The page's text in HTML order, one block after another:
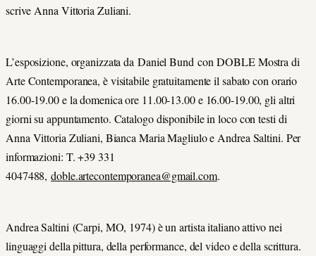
scrive Anna Vittoria Zuliani.
L’esposizione, organizzata da Daniel Bund con DOBLE Mostra di
Arte Contemporanea, è visitabile gratuitamente il sabato con orario
16.00-19.00 e la domenica ore 11.00-13.00 e 16.00-19.00, gli altri
giorni su appuntamento. Catalogo disponibile in loco con testi di
Anna Vittoria Zuliani, Bianca Maria Magliulo e Andrea Saltini. Per
informazioni: T. +39 331
4047488,doble.artecontemporanea@gmail.com.
Andrea Saltini (Carpi, MO, 1974) è un artista italiano attivo nei
linguaggi della pittura, della performance, del video e della scrittura.